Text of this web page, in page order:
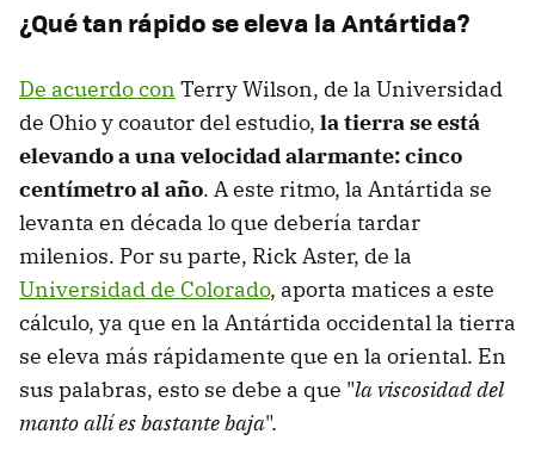
¿Qué tan rápido se eleva la Antártida?
De acuerdo con Terry Wilson, de la Universidad
de Ohio y coautor del estudio, la tierra se está
elevando a una velocidad alarmante: cinco
centímetro al año. A este ritmo, la Antártida se
levanta en década lo que debería tardar
milenios. Por su parte, Rick Aster, de la
Universidad de Colorado, aporta matices a este
cálculo, ya que en la Antártida occidental la tierra
se eleva más rápidamente que en la oriental. En
sus palabras, esto se debe a que "la viscosidad del
manto allí es bastante baja".